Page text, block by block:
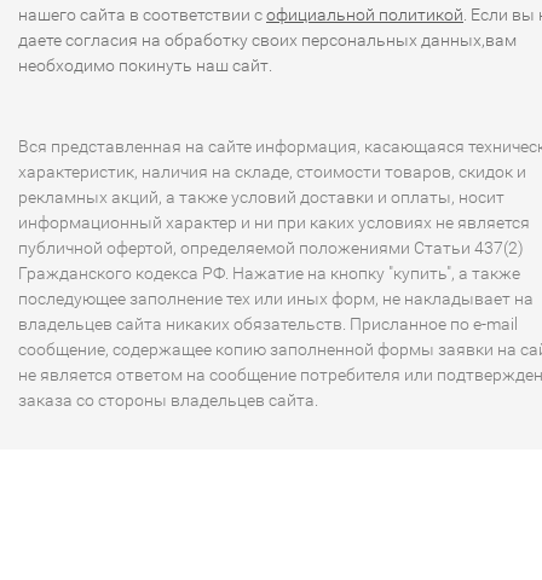
нашего сайта в соответствии софициальной политикой . Если вы
даете согласия на обработку своих персональных данных,вам
необходимо покинуть наш сайт.
Вся представленная на сайте информация, касающаяся
характеристик, наличия на складе, стоимости товаров, скидок и
рекламных акций, а также условий доставки и оплаты, носит
информационный характер и ни при каких условиях не является
публичной офертой, определяемой положениями Статьи 437(2)
Гражданского кодекса РФ. Нажатие на кнопку "купить", а также
последующее заполнение тех или иных форм, не накладывает на
владельцев сайта никаких обязательств. Присланное по e-mail
сообщение, содержащее копию заполненной формы заявки на
не является ответом на сообщение потребителя или
заказа со стороны владельцев сайта.